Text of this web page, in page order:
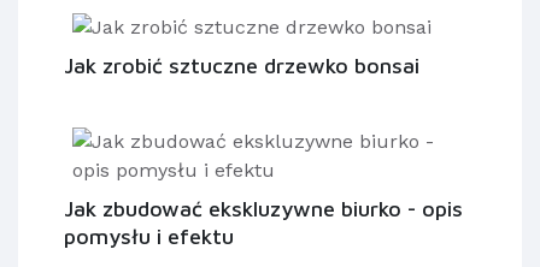
Jak zrobić sztuczne drzewko bonsai
Jak zbudować ekskluzywne biurko - opis
pomysłu i efektu